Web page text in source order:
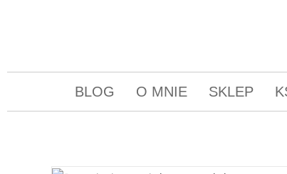
BLOG O MNIE SKLEP